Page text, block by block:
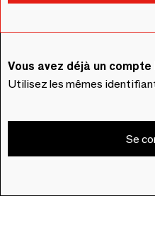
Vous avez déjà un
Utilisez les mêmes
Se